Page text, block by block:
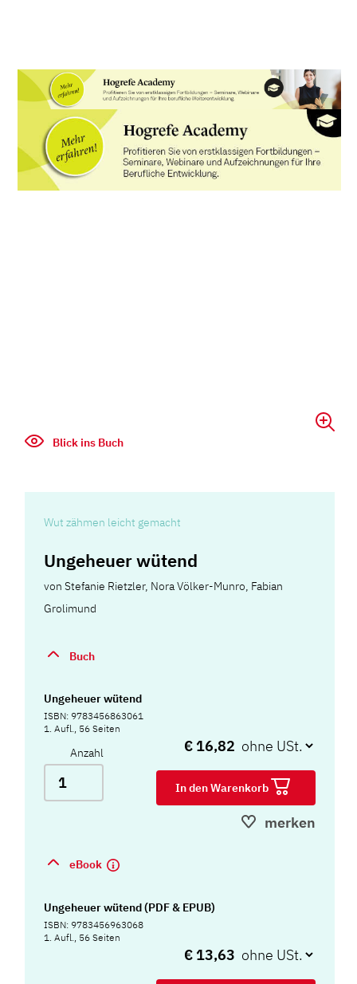
Blick ins Buch
Wut zähmen leicht gemacht
Ungeheuer wütend
vonStefanie Rietzler, Nora Völker-Munro, Fabian
Grolimund
Buch
Ungeheuer wütend
ISBN: 9783456863061
1. Aufl., 56 Seiten
Anzahl € 16,82
In den Warenkorb
merken
eBook
Ungeheuer wütend (PDF & EPUB)
ISBN: 9783456963068
1. Aufl., 56 Seiten
€ 13,63